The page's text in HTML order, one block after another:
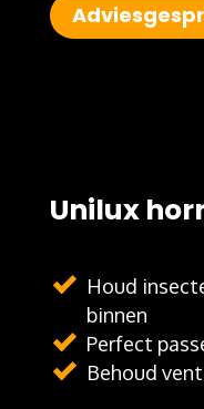
Unilux
Houd
binnen
Perfect
Behoud